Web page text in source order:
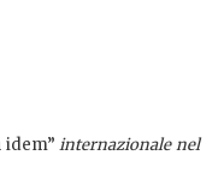
idem”internazionale nel